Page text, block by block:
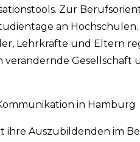
Zur
an
Lehrkräfte und Eltern
verändernde Gesellschaft
in Hamburg
Auszubildenden im